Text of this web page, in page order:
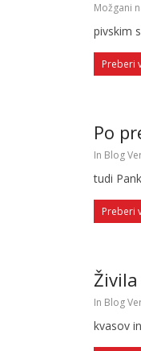
Možgani
pivskim
Preberi
Po
In Blog
tudi
Preberi
In Blog
kvasov